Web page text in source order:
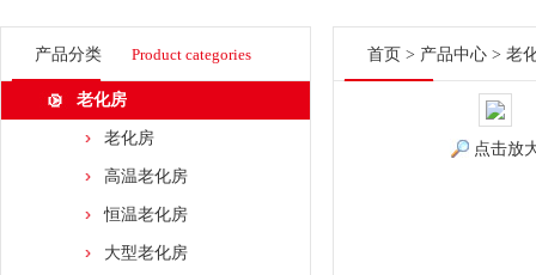
产品分类 Product categories
老化房
老化房
高温老化房
恒温老化房
大型老化房
首页 > 产品中心 > 老
点击放